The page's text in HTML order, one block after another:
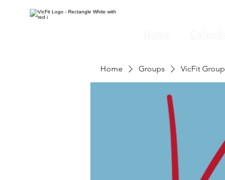
Home Groups VicFit Group